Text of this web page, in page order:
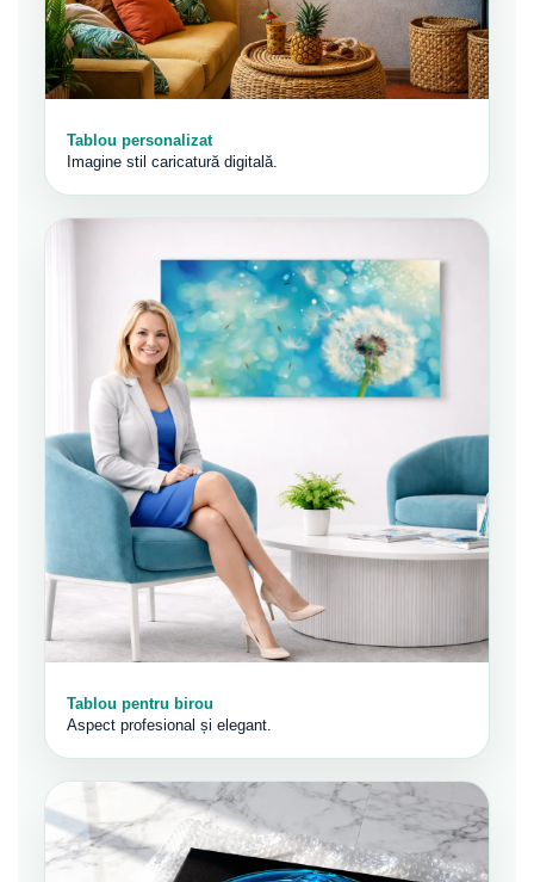
Tablou personalizat
Imagine stil caricatură digitală.
Tablou pentru birou
Aspect profesional și elegant.